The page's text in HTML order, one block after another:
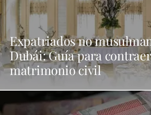
Expatriados no
Dubái: Guía para contraer
matrimonio civil